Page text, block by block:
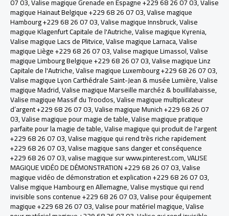
07 03,Valise magique Grenade en Espagne +229 68 26 07 03,Valise
magique Hainaut Belgique +229 68 26 07 03,Valise magique
Hambourg +229 68 26 07 03,Valise magique Innsbruck, Valise
magique Klagenfurt Capitale de l'Autriche,Valise magique Kyrenia,
Valise magique Lacs de Plitvice,Valise magique Larnaca,Valise
magique Liège +229 68 26 07 03,Valise magique Limassol,Valise
magique Limbourg Belgique +229 68 26 07 03,Valise magique Linz
Capitale de l'Autriche,Valise magique Luxembourg +229 68 26 07 03,
Valise magique Lyon Carthédrale Saint-Jean & musée Lumière,Valise
magique Madrid,Valise magique Marseille marchéz & bouillilabaisse,
Valise magique Massif du Troodos,Valise magique multiplicateur
d’argent +229 68 26 07 03,Valise magique Munich +229 68 26 07
03,Valise magique pour magie de table,Valise magique pratique
parfaite pour la magie de table,Valise magique qui produit de l'argent
+229 68 26 07 03,Valise magique qui rend très riche rapidement
+229 68 26 07 03,Valise magique sans danger et conséquence
+229 68 26 07 03,valise magique sur www.pinterest.com,VALISE
MAGIQUE VIDÉO DE DÉMONSTRATION +229 68 26 07 03,Valise
magique vidéo de démonstration et explication +229 68 26 07 03,
Valise mgique Hambourg en Allemagne,Valise mystique qui rend
invisible sons contenue +229 68 26 07 03,Valise pour équipement
magique +229 68 26 07 03,Valise pour matériel magique,Valise